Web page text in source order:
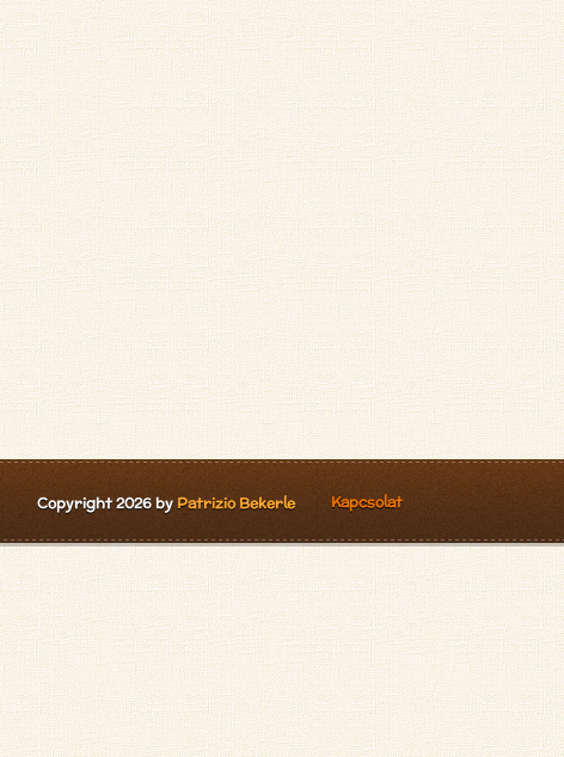
Copyright 2026 by Patrizio Bekerle Kapcsolat